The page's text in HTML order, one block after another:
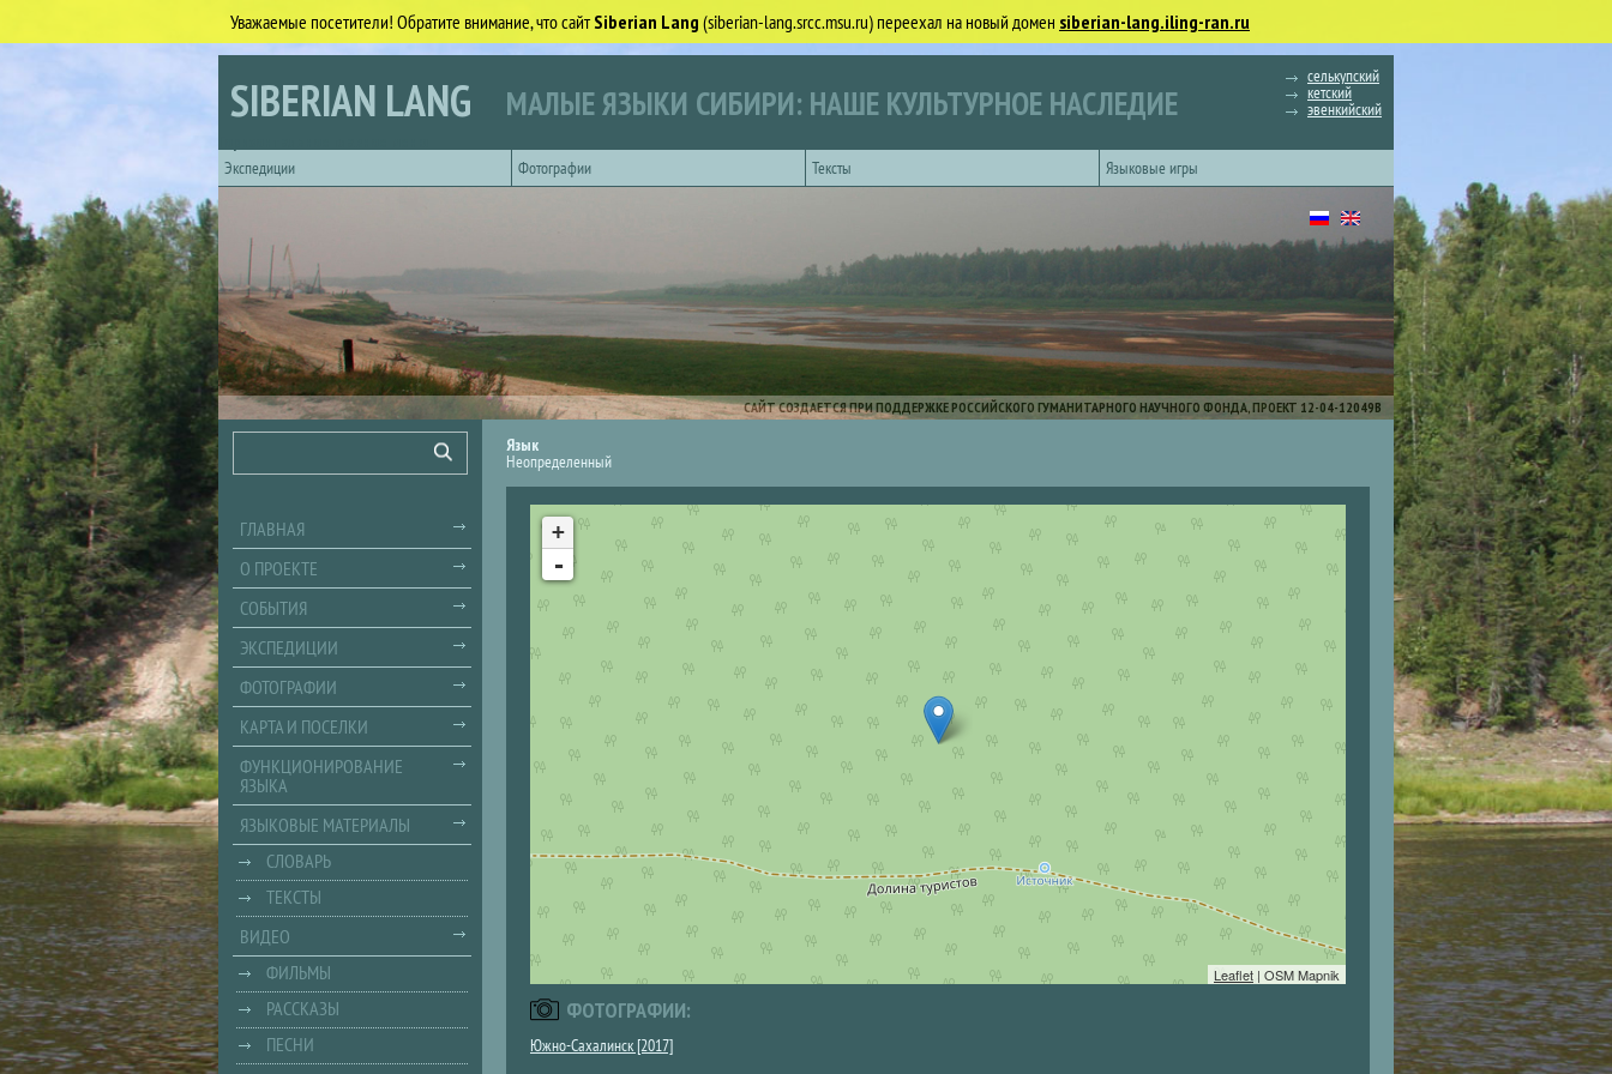
Уважаемые посетители! Обратите внимание, что сайтSiberian Lang (siberian-lang.srcc.msu.ru) переехал на новый домен siberian-lang.iling-ran.ru
SIBERIAN LANG МАЛЫЕ ЯЗЫКИ СИБИРИ: НАШЕ КУЛЬТУРНОЕ НАСЛЕДИЕ
селькупский
кетский
эвенкийский
Экспедиции
Фотографии Тексты Языковые игры
САЙТ СОЗДАЕТСЯ ПРИ ПОДДЕРЖКЕ РОССИЙСКОГО ГУМАНИТАРНОГО НАУЧНОГО ФОНДА, ПРОЕКТ 12-04-12049В
Язык
Неопределенный
+
-
Leaflet | OSM Mapnik
ФОТОГРАФИИ:
Южно-Сахалинск [2017]
ГЛАВНАЯ
О ПРОЕКТЕ
СОБЫТИЯ
ЭКСПЕДИЦИИ
ФОТОГРАФИИ
КАРТА И ПОСЕЛКИ
ФУНКЦИОНИРОВАНИЕ
ЯЗЫКА
ЯЗЫКОВЫЕ МАТЕРИАЛЫ
СЛОВАРЬ
ТЕКСТЫ
ВИДЕО
ФИЛЬМЫ
РАССКАЗЫ
ПЕСНИ